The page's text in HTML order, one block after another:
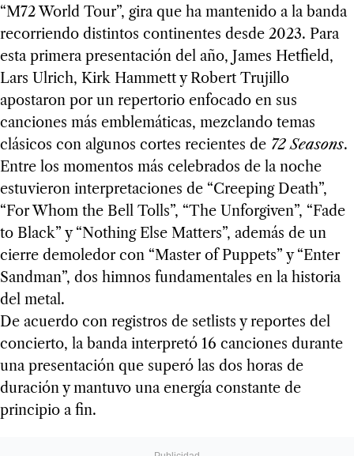
“M72 World Tour”, gira que ha mantenido a la banda
recorriendo distintos continentes desde 2023. Para
esta primera presentación del año, James Hetfield,
Lars Ulrich, Kirk Hammett y Robert Trujillo
apostaron por un repertorio enfocado en sus
canciones más emblemáticas, mezclando temas
clásicos con algunos cortes recientes de 72 Seasons.
Entre los momentos más celebrados de la noche
estuvieron interpretaciones de “Creeping Death”,
“For Whom the Bell Tolls”, “The Unforgiven”, “Fade
to Black” y “Nothing Else Matters”, además de un
cierre demoledor con “Master of Puppets” y “Enter
Sandman”, dos himnos fundamentales en la historia
del metal.
De acuerdo con registros de setlists y reportes del
concierto, la banda interpretó 16 canciones durante
una presentación que superó las dos horas de
duración y mantuvo una energía constante de
principio a fin.